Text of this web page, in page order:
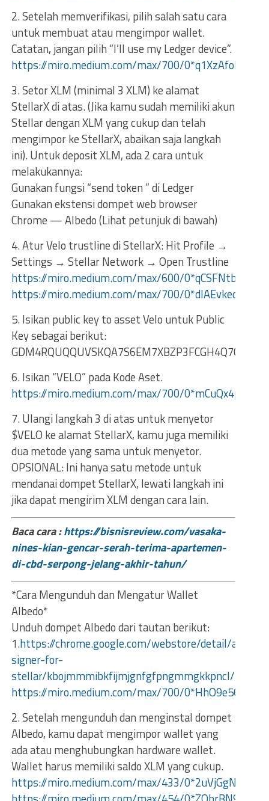
2. Setelah memverifikasi, pilih salah satu cara
untuk membuat atau mengimpor wallet.
Catatan, jangan pilih “I’ll use my Ledger device”.
https://miro.medium.com/max/700/
3. Setor XLM (minimal 3 XLM) ke alamat
StellarX di atas. (Jika kamu sudah memiliki akun
Stellar dengan XLM yang cukup dan telah
mengimpor ke StellarX, abaikan saja langkah
ini). Untuk deposit XLM, ada 2 cara untuk
melakukannya:
Gunakan fungsi “send token ” di Ledger
Gunakan ekstensi dompet web browser
Chrome — Albedo (Lihat petunjuk di bawah)
4. Atur Velo trustline di StellarX: Hit Profile →
Settings → Stellar Network → Open Trustline
https://miro.medium.com/max/600/
https://miro.medium.com/max/700/
5. Isikan public key to asset Velo untuk Public
Key sebagai berikut:
6. Isikan “VELO” pada Kode Aset.
https://miro.medium.com/max/700/
7. Ulangi langkah 3 di atas untuk menyetor
$VELO ke alamat StellarX, kamu juga memiliki
dua metode yang sama untuk menyetor.
OPSIONAL: Ini hanya satu metode untuk
mendanai dompet StellarX, lewati langkah ini
jika dapat mengirim XLM dengan cara lain.
Baca cara :https://bisnisreview.com/vasaka-
nines-kian-gencar-serah-terima-apartemen-
di-cbd-serpong-jelang-akhir-tahun/
*Cara Mengunduh dan Mengatur Wallet
Albedo*
Unduh dompet Albedo dari tautan berikut:
1.https://chrome.google.com/webstore/detail/albedo-
signer-for-
stellar/kbojmmmibkfijmjgnfgfpngmmgkkpncl/
https://miro.medium.com/max/700/
2. Setelah mengunduh dan menginstal dompet
Albedo, kamu dapat mengimpor wallet yang
ada atau menghubungkan hardware wallet.
Wallet harus memiliki saldo XLM yang cukup.
https://miro.medium.com/max/433/